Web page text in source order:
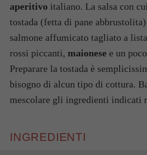
aperitivo italiano. La salsa con
tostada (fetta di pane
salmone affumicato tagliato a
rossi piccanti, maionese e un
Preparare la tostada è
bisogno di alcun tipo di cottura.
mescolare gli ingredienti indicati
INGREDIENTI